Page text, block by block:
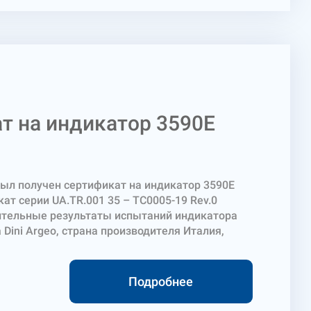
на индикатор 3590E
получен сертификат на индикатор 3590E
серии UA.TR.001 35 – ТС0005-19 Rev.0
результаты испытаний индикатора
Dini Argeo, страна производителя Италия,
в ДСТУ EN 45501. Индикатор 3590E
измерительных сигналов от
с аналоговым или цифровым выходом.
платы аналого-цифрового преобразования,
Подробнее